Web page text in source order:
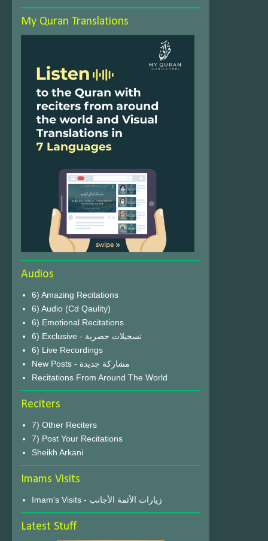
My Quran Translations
Audios
6) Amazing Recitations
6) Audio (Cd Qaulity)
6) Emotional Recitations
6) Exclusive - تسجيلات حصرية
6) Live Recordings
New Posts - مشاركة جديدة
Recitations From Around The World
Reciters
7) Other Reciters
7) Post Your Recitations
Sheikh Arkani
Imams Visits
Imam's Visits - زيارات الأئمة الأجانب
Latest Stuff